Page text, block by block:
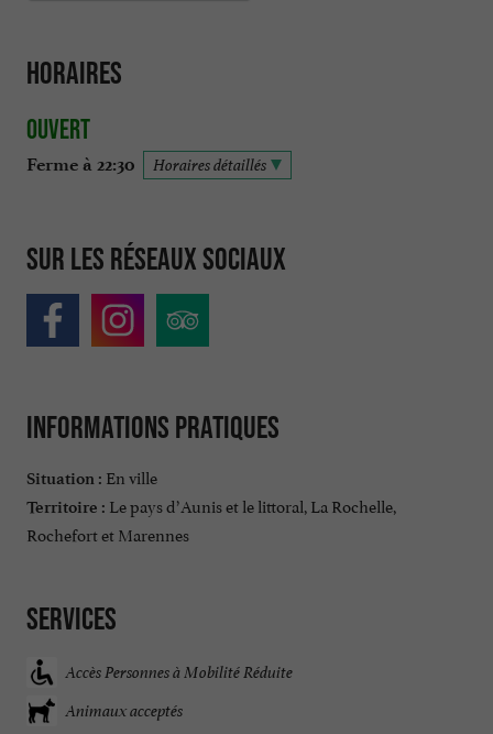
Horaires
Ouvert
Ferme à 22:30 Horaires détaillés
Sur les réseaux sociaux
Informations pratiques
Situation : En ville
Territoire : Le pays d’Aunis et le littoral, La Rochelle,
Rochefort et Marennes
Services
Accès Personnes à Mobilité Réduite
Animaux acceptés